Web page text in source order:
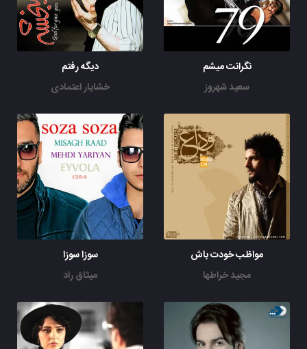
نگرانت میشم
سعید شهروز
دیگه رفتم
خشایار اعتمادی
مواظب خودت باش
مجید خراطها
سوزا سوزا
میثاق راد